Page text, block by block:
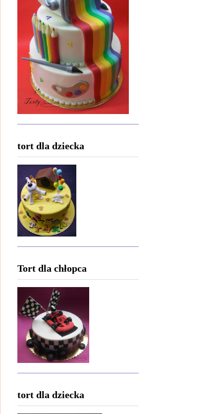
tort dla dziecka
Tort dla chłopca
tort dla dziecka